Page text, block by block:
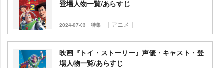
登場人物一覧/あらすじ
2024-07-03 特集 ｜アニメ｜
映画『トイ・ストーリー』声優・キャスト・登
場人物一覧/あらすじ